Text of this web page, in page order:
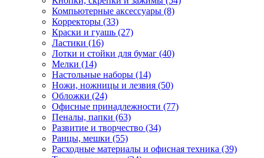
Компьютерные аксессуары (8)
Корректоры (33)
Краски и гуашь (27)
Ластики (16)
Лотки и стойки для бумаг (40)
Мелки (14)
Настольные наборы (14)
Ножи, ножницы и лезвия (50)
Обложки (24)
Офисные принадлежности (77)
Пеналы, папки (63)
Развитие и творчество (34)
Ранцы, мешки (55)
Расходные материалы и офисная техника (39)